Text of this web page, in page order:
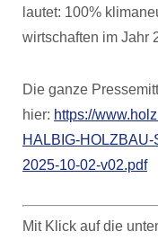
lautet: 100%
wirtschaften im Jahr
Die ganze
hier: https://
HALBIG-
2025-10-02-v02.pdf
Mit Klick auf die